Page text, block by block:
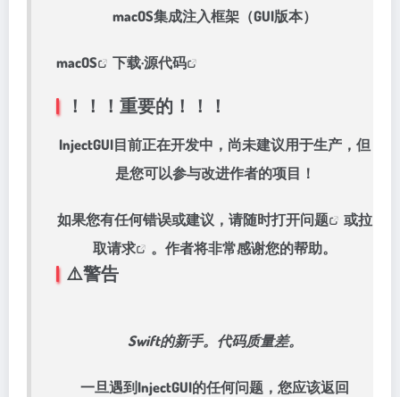
macOS集成注入框架（GUI版本）
macOS 下载·源代码
！！！重要的！！！
InjectGUI目前正在开发中，尚未建议用于生产，但
是您可以参与改进作者的项目！
如果您有任何错误或建议，请随时打开问题 或拉
取请求
。作者将非常感谢您的帮助。
⚠️警告
Swift的新手。代码质量差。
一旦遇到InjectGUI的任何问题，您应该返回